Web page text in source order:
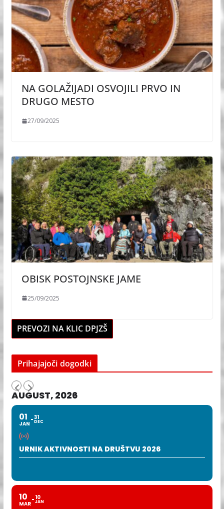
NA GOLAŽIJADI OSVOJILI PRVO IN
DRUGO MESTO
27/09/2025
OBISK POSTOJNSKE JAME
25/09/2025
PREVOZI NA KLIC DPJZŠ
Prihajajoči dogodki
AUGUST, 2026
01
JAN
31
DEC
URNIK AKTIVNOSTI NA DRUŠTVU 2026
10
MAR
10
JAN